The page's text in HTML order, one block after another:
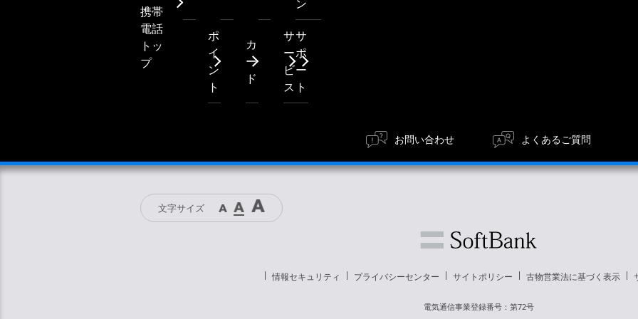
携帯
電話
トッ
プ
ン
ポ
イ
ン
ト
カ
ー
ド
サ
ー
ビ
ス
サ
ポ
ー
ト
お問い合わせ よくあるご質問
文字サイズ
情報セキュリティ プライバシーセンター サイトポリシー 古物営業法に基づく表示
電気通信事業登録番号：第72号